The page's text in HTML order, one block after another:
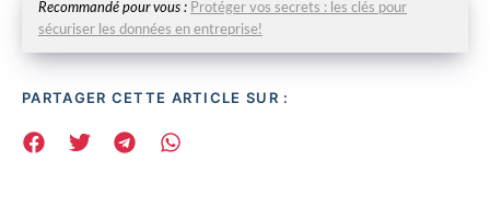
Recommandé pour vous : Protéger vos secrets : les clés pour
sécuriser les données en entreprise!
PARTAGER CETTE ARTICLE SUR :